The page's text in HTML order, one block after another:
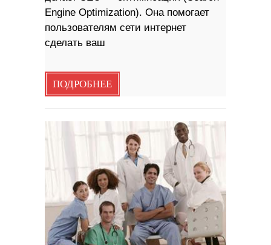
Engine Optimization). Она помогает
пользователям сети интернет
сделать ваш
ПОДРОБНЕЕ